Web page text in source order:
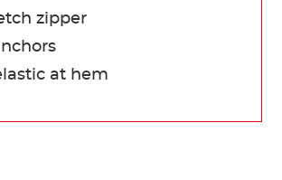
zipper
at hem